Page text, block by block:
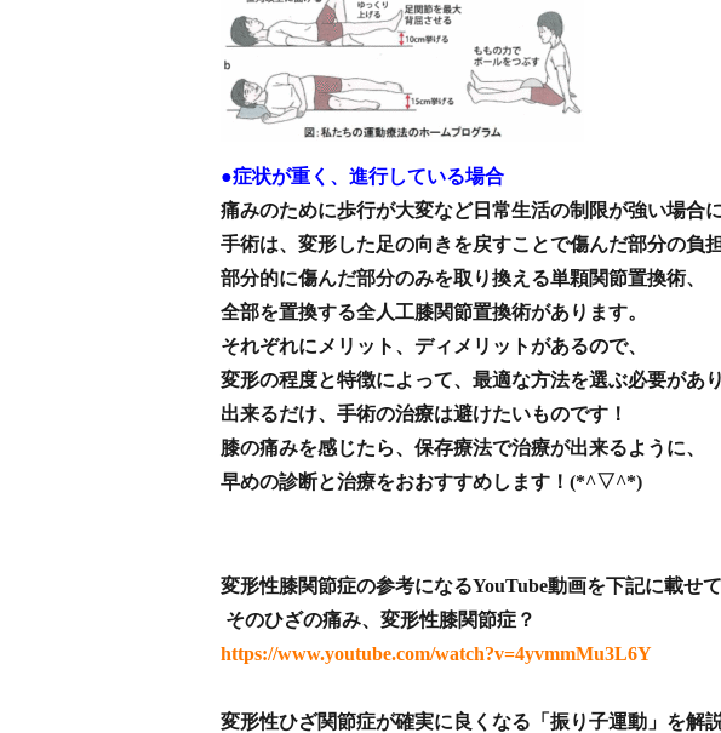
●症状が重く、進行している場合
痛みのために歩行が大変など日常生活の制限が強い場合
手術は、変形した足の向きを戻すことで傷んだ部分の負
部分的に傷んだ部分のみを取り換える単顆関節置換術、
全部を置換する全人工膝関節置換術があります。
それぞれにメリット、ディメリットがあるので、
変形の程度と特徴によって、最適な方法を選ぶ必要があり
出来るだけ、手術の治療は避けたいものです！
膝の痛みを感じたら、保存療法で治療が出来るように、
早めの診断と治療をおおすすめします！(*^▽^*)
変形性膝関節症の参考になるYouTube動画を下記に載せて
そのひざの痛み、変形性膝関節症？
https://www.youtube.com/watch?v=4yvmmMu3L6Y
変形性ひざ関節症が確実に良くなる「振り子運動」を解